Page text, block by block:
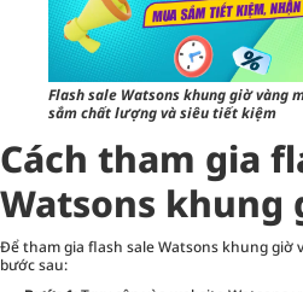
Flash sale Watsons khung giờ vàng
sắm chất lượng và siêu tiết kiệm
Cách tham gia
Watsons khung
Để tham gia flash sale Watsons khung giờ
bước sau: